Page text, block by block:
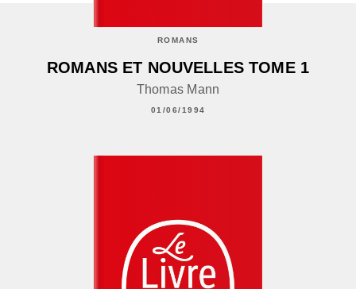
ROMANS
ROMANS ET NOUVELLES TOME 1
Thomas Mann
01/06/1994